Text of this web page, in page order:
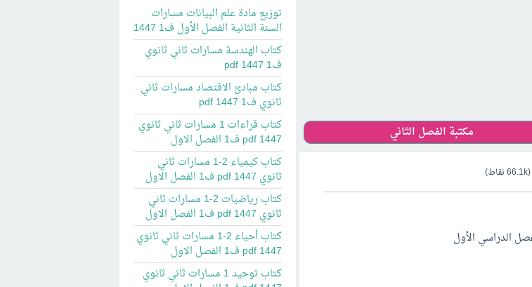
مكتبة الفصل الثاني
(
66.1kنقاط)
توزيع مادة علم البيانات مسارات
السنة الثانية الفصل الأول ف1 1447
كتاب الهندسة مسارات ثاني ثانوي
ف1 pdf 1447
كتاب مبادئ الاقتصاد مسارات ثاني
ثانوي ف1 pdf 1447
كتاب قراءات 1 مسارات ثاني ثانوي
pdf 1447 ف1 الفصل الاول
كتاب كيمياء 2-1 مسارات ثاني
ثانوي pdf 1447 ف1 الفصل الاول
كتاب رياضيات 2-1 مسارات ثاني
ثانوي pdf 1447 ف1 الفصل الاول
كتاب أحياء 2-1 مسارات ثاني ثانوي
pdf 1447 ف1 الفصل الاول
كتاب توحيد 1 مسارات ثاني ثانوي